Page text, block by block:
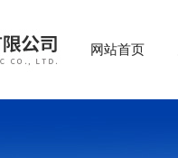
网站首页